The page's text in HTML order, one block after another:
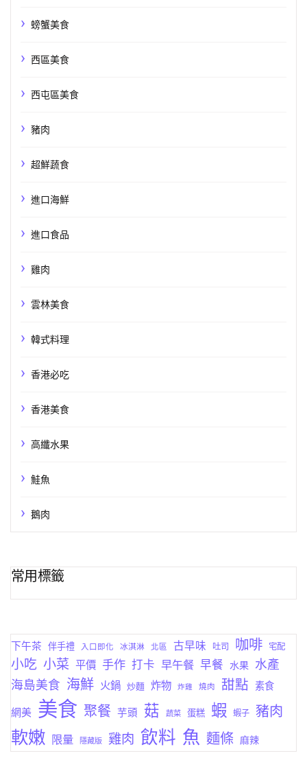
螃蟹美食
西區美食
西屯區美食
豬肉
超鮮蔬食
進口海鮮
進口食品
雞肉
雲林美食
韓式料理
香港必吃
香港美食
高纖水果
鮭魚
鵝肉
常用標籤
下午茶 伴手禮 入口即化 冰淇淋 北區 古早味 吐司 咖啡 宅配
小吃 小菜 平價 手作 打卡 早午餐 早餐 水果
水產
海島美食 海鮮 火鍋 炒麵 炸物 炸雞 燒肉 甜點 素食
網美 美食 聚餐 芋頭 菇 蔬菜 蛋糕 蝦 蝦子 豬肉
軟嫩 限量 隱藏版 雞肉 飲料 魚 麵條 麻辣